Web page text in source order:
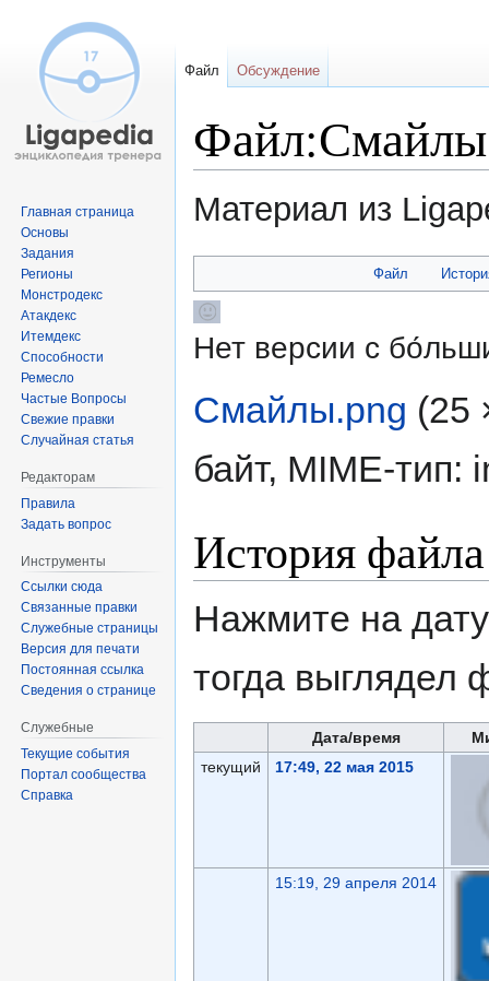
Материал из
к
навигации
к
поиску
Файл
Нет версии с
Смайлы.png (25
байт, MIME-тип:
История файла
Нажмите на
тогда выглядел
Дата/время
текущий
17:49, 22 мая 2015
15:19, 29 апреля 2014
Файл Обсуждение
Главная страница
Основы
Задания
Регионы
Монстродекс
Атакдекс
Итемдекс
Способности
Ремесло
Частые Вопросы
Свежие правки
Случайная статья
Редакторам
Правила
Задать вопрос
Инструменты
Ссылки сюда
Связанные правки
Служебные страницы
Версия для печати
Постоянная ссылка
Сведения о странице
Служебные
Текущие события
Портал сообщества
Справка